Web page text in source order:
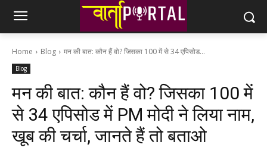
Home Blog मन की बात: कौन हैं वो? जिसका 100 में से 34 एपिसोड...
Blog
मन की बात: कौन हैं वो? जिसका 100 में
से 34 एपिसोड में PM मोदी ने लिया नाम,
खूब की चर्चा, जानते हैं तो बताओ